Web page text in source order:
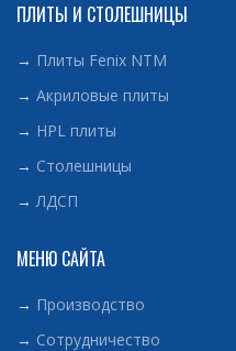
ПЛИТЫ И СТОЛЕШНИЦЫ
→ Плиты Fenix NTM
→ Акриловые плиты
→ HPL плиты
→ Столешницы
→ЛДСП
МЕНЮ САЙТА
→ Производство
→ Сотрудничество